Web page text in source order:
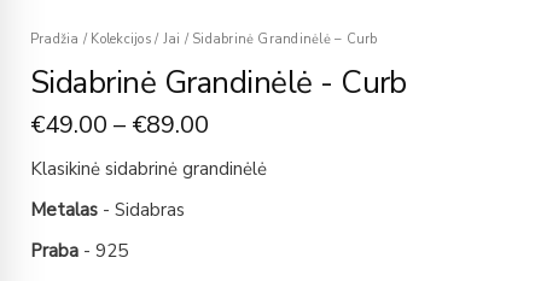
Pradžia / Kolekcijos / Jai /Sidabrinė Grandinėlė – Curb
Sidabrinė Grandinėlė - Curb
€49.00 – €89.00
Klasikinė sidabrinė grandinėlė
Metalas - Sidabras
Praba - 925